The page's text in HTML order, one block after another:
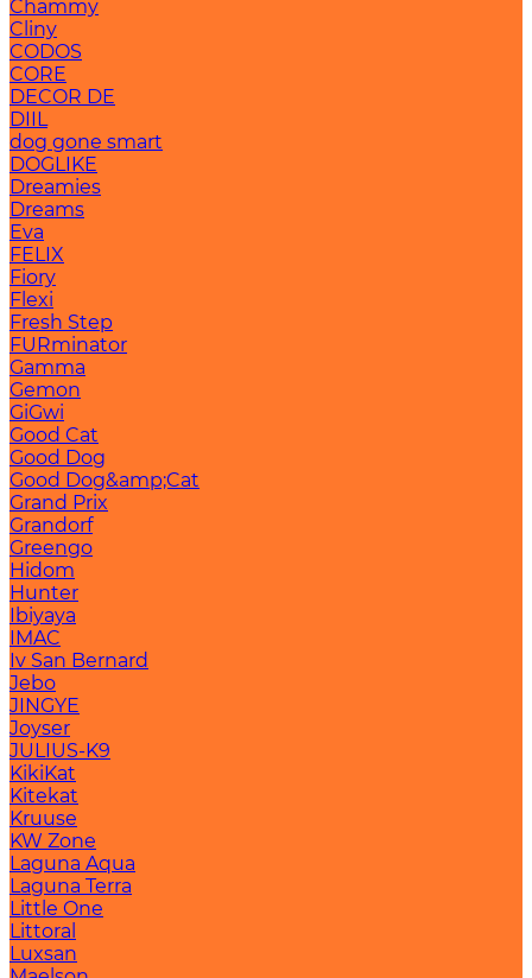
Chammy
Cliny
CODOS
CORE
DECOR DE
DIIL
dog gone smart
DOGLIKE
Dreamies
Dreams
Eva
FELIX
Fiory
Flexi
Fresh Step
FURminator
Gamma
Gemon
GiGwi
Good Cat
Good Dog
Good Dog&amp;Cat
Grand Prix
Grandorf
Greengo
Hidom
Hunter
Ibiyaya
IMAC
Iv San Bernard
Jebo
JINGYE
Joyser
JULIUS-K9
KikiKat
Kitekat
Kruuse
KW Zone
Laguna Aqua
Laguna Terra
Little One
Littoral
Luxsan